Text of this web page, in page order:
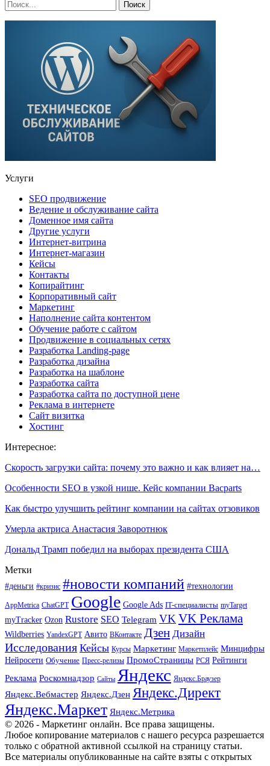
Услуги
SEO продвижение
Ведение и обслуживание сайта
Доменное имя сайта
Другие услуги
Интернет-витрина
Интернет-магазин
Кейсы
Контакты
Копирайтинг
Корпоративный сайт
Маркетинг
Наполнение сайта контентом
Обучение работе с сайтом
Продвижение в социальных сетях
Разработка Landing-page
Разработка дизайна
Разработка на шаблоне
Разработка сайта
Разработка сайта по доступной цене
Реклама в интернете
Сайт визитка
Хостинг
Интересное:
Скорость загрузки сайта: почему это важно и как влияет на…
Особенности SEO в узкой нише. Кейс компании Bacparts
Как быстро улучшить рейтинг компании на сайтах отзовиков
Умерла актриса Анастасия Заворотнюк
Дональд Трамп победил на выборах президента США
Метки
#деньги #кризис #новости компаний #технологии
AppMetrica ChatGPT Google Google Ads IT-специалисты myTarget
myTracker Ozon Rustore SEO Telegram VK VK Реклама
Wildberries YandexGPT Авито ВКонтакте Дзен Дизайн
Исследования Кейсы Курсы Маркетинг Маркетплейс Минцифры
Нейросети Обучение Пресс-релизы ПромоСтраницы РСЯ Рейтинги
Реклама Роскомнадзор Сайты Яндекс Яндекс.Браузер
Яндекс.Вебмастер Яндекс.Дзен Яндекс.Директ
Яндекс.Маркет Яндекс.Метрика
© 2026 - Маркетинг онлайн. Все права защищены.
Любое копирование материалов с нашего ресурса разрешается
только с обратной активной ссылкой на страницу статьи.
Все материалы опубликованные на сайте взяты с открытых